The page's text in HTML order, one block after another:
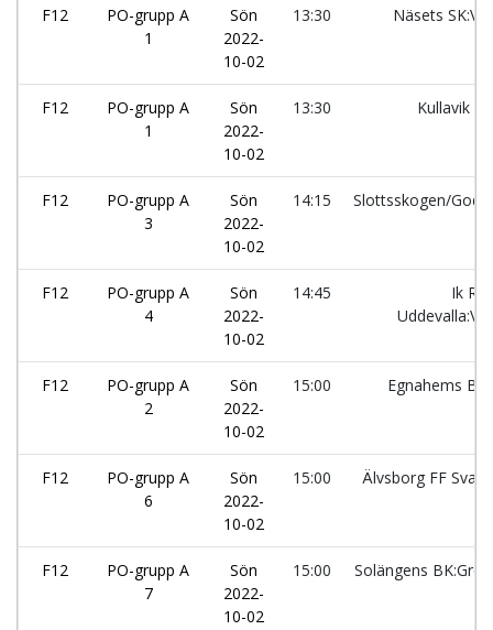
F12
PO-grupp A
1
Sön
2022-
10-02
13:30 Näsets SK:Vit
F12
PO-grupp A
1
Sön
2022-
10-02
13:30 Kullavik IF
F12
PO-grupp A
3
Sön
2022-
10-02
14:15
Slottsskogen/
F12
PO-grupp A
4
Sön
2022-
10-02
14:45
Ik
Uddevalla:Vit
F12
PO-grupp A
2
Sön
2022-
10-02
15:00 Egnahems BK
F12
PO-grupp A
6
Sön
2022-
10-02
15:00 Älvsborg FF Svart
F12
PO-grupp A
7
Sön
2022-
10-02
15:00 Solängens